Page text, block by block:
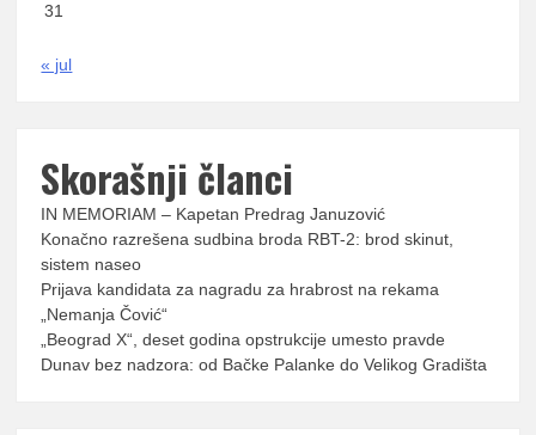
31
« jul
Skorašnji članci
IN MEMORIAM – Kapetan Predrag Januzović
Konačno razrešena sudbina broda RBT-2: brod skinut,
sistem naseo
Prijava kandidata za nagradu za hrabrost na rekama
„Nemanja Čović“
„Beograd X“, deset godina opstrukcije umesto pravde
Dunav bez nadzora: od Bačke Palanke do Velikog Gradišta